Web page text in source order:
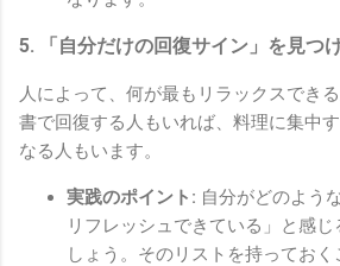
5. 「自分だけの回復サイン」を見つ
人によって、何が最もリラックスでき
書で回復する人もいれば、料理に集中
なる人もいます。
実践のポイント: 自分がどのよう
リフレッシュできている」と感
しょう。そのリストを持ってお